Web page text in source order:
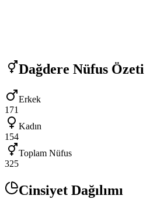
Dağdere Nüfus Özeti
Erkek
171
Kadın
154
Toplam Nüfus
325
Cinsiyet Dağılımı